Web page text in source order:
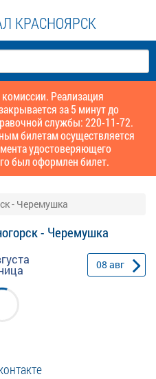
КРАСНОЯРСК
Реализация
за 5 минут до
службы: 220-11-72.
билетам осуществляется
удостоверяющего
был оформлен билет.
- Черемушка
- Черемушка
08 авг